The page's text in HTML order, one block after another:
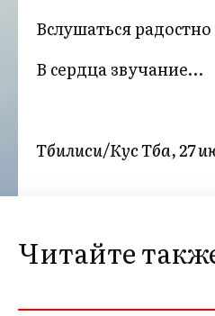
Вслушаться радостно
В сердца звучание…
Тбилиси/Кус Тба, 27
Читайте